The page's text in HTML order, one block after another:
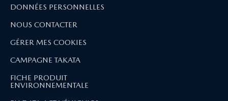
DONNÉES PERSONNELLES
NOUS CONTACTER
GÉRER MES COOKIES
CAMPAGNE TAKATA
FICHE PRODUIT
ENVIRONNEMENTALE